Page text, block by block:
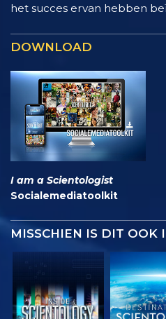
het succes ervan hebben
DOWNLOAD
I am a Scientologist
Socialemediatoolkit
MISSCHIEN IS DIT OOK